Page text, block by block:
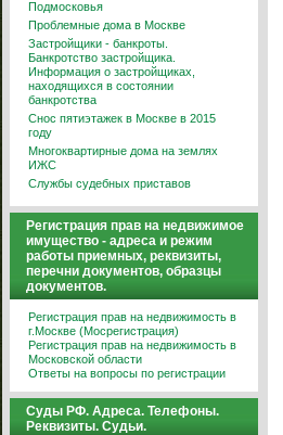
Подмосковья
Проблемные дома в Москве
Застройщики - банкроты.
Банкротство застройщика.
Информация о застройщиках,
находящихся в состоянии
банкротства
Снос пятиэтажек в Москве в 2015
году
Многоквартирные дома на землях
ИЖС
Службы судебных приставов
Регистрация прав на недвижимое
имущество - адреса и режим
работы приемных, реквизиты,
перечни документов, образцы
документов.
Регистрация прав на недвижимость в
г.Москве (Мосрегистрация)
Регистрация прав на недвижимость в
Московской области
Ответы на вопросы по регистрации
Суды РФ. Адреса. Телефоны.
Реквизиты. Судьи.